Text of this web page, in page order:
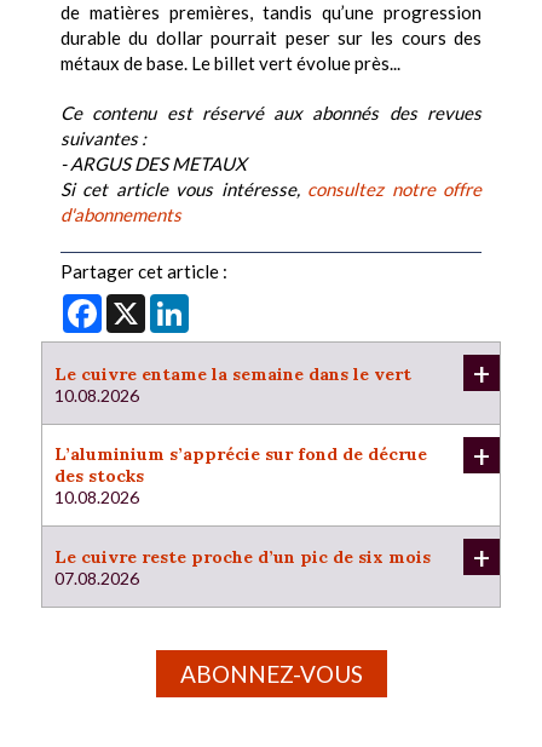
de matières premières, tandis qu’une progression
durable du dollar pourrait peser sur les cours des
métaux de base. Le billet vert évolue près...
Ce contenu est réservé aux abonnés des revues
suivantes :
- ARGUS DES METAUX
Si cet article vous intéresse, consultez notre offre
d'abonnements
Partager cet article :
Facebook
X
Le cuivre entame la semaine dans le vert
10.08.2026
+
L’aluminium s’apprécie sur fond de décrue
des stocks
10.08.2026
+
Le cuivre reste proche d’un pic de six mois
07.08.2026
+
ABONNEZ-VOUS